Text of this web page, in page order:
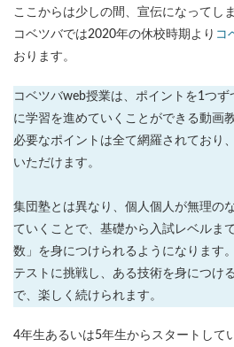
ここからは少しの間、宣伝になってし
コベツバでは2020年の休校時期より コ
おります。
コベツバweb授業は、ポイントを1つず
に学習を進めていくことができる動画
必要なポイントは全て網羅されており
いただけます。
集団塾とは異なり、個人個人が無理の
ていくことで、基礎から入試レベルま
数」を身につけられるようになります。
テストに挑戦し、ある技術を身につけ
で、楽しく続けられます。
4年生あるいは5年生からスタートして